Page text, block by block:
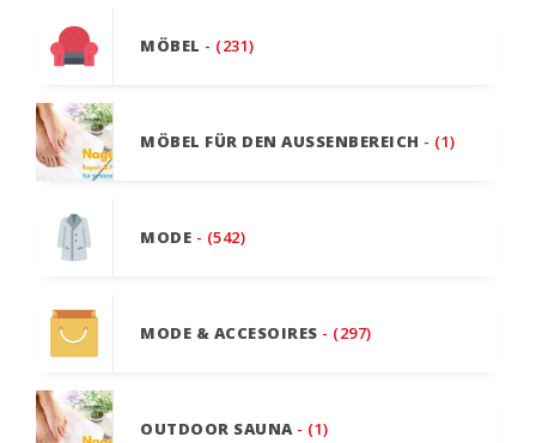
MÖBEL - (231)
MÖBEL FÜR DEN AUSSENBEREICH - (1)
MODE - (542)
MODE & ACCESOIRES - (297)
OUTDOOR SAUNA - (1)